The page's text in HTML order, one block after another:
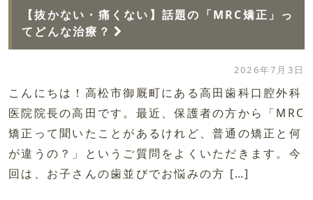
【抜かない・痛くない】話題の「MRC矯正」っ
てどんな治療？
2026年7月3日
こんにちは！高松市御厩町にある高田歯科口腔外科
医院院長の高田です。最近、保護者の方から「MRC
矯正って聞いたことがあるけれど、普通の矯正と何
が違うの？」というご質問をよくいただきます。今
回は、お子さんの歯並びでお悩みの方 […]